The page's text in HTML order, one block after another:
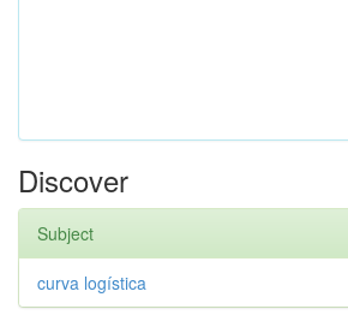
Discover
Subject
curva logística